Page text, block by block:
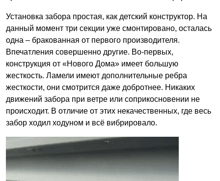
Установка забора простая, как детский конструктор. На
данный момент три секции уже смонтировано, осталась
одна – бракованная от первого производителя.
Впечатления совершенно другие. Во-первых,
конструкция от «Нового Дома» имеет большую
жесткость. Ламели имеют дополнительные ребра
жесткости, они смотрится даже добротнее. Никаких
движений забора при ветре или соприкосновении не
происходит. В отличие от этих некачественных, где весь
забор ходил ходуном и всё вибрировало.